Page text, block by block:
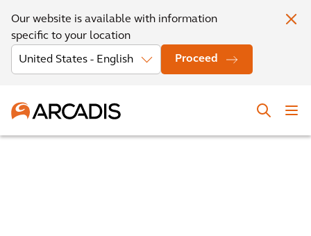
Our website is available with information
specific to your location
Proceed